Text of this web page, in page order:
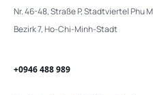
Nr. 46-48, Straße P, Stadtviertel Phu
Bezirk 7, Ho-Chi-Minh-Stadt
+0946 488 989